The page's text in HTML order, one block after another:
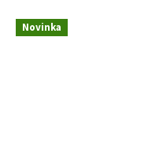
Novinka